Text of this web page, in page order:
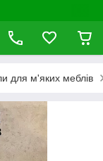
для м'яких меблів